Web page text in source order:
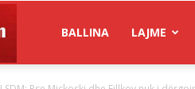
BALLINA LAJME